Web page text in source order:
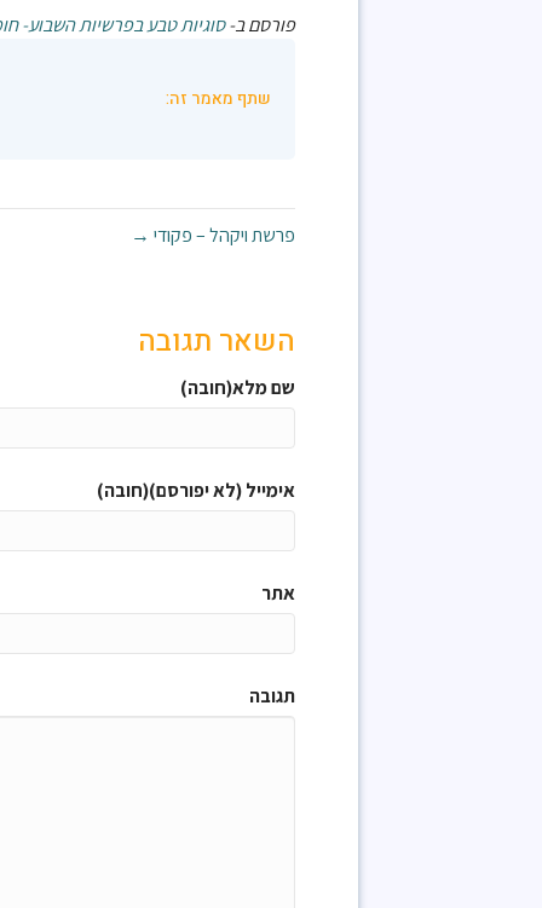
פורסם ב-סוגיות טבע בפרשיות השבוע-
שתף מאמר זה:
פרשת ויקהל – פקודי →
השאר תגובה
שם מלא(חובה)
אימייל (לא יפורסם)(חובה)
אתר
תגובה